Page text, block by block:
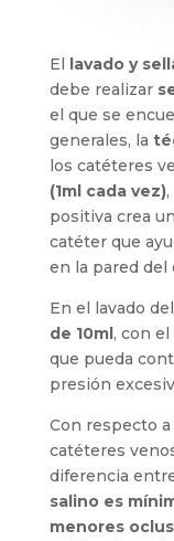
El lavado y
debe realizar
el que se
generales, la
los catéteres
(1ml cada vez)
positiva crea
catéter que
en la pared del
En el lavado
de 10ml, con
que pueda
presión
Con respecto
catéteres
diferencia
salino es
menores